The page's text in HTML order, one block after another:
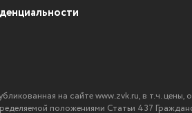
на сайте www.zvk.ru, в т.ч. цены,
положениями Статьи 437